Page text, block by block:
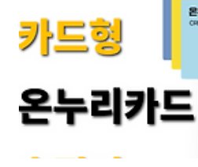
편한임신] 정부에서 지원하는 임신 관련 혜택
24 유튜브) 맘편한임신은 정부에서 2021년 4
까지도 임..